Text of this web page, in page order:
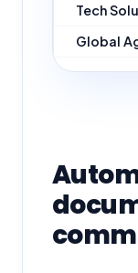
Tech
Global